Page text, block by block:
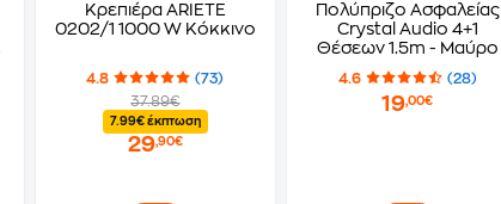
Κρεπιέρα ARIETE
0202/1 1000 W Κόκκινο
4.8
(73)
37.89€
7.99€ έκπτωση
29,90€
Πολύπριζο Ασφαλείας
Crystal Audio 4+1
Θέσεων 1.5m - Μαύρο
4.6 (28)
19,00€